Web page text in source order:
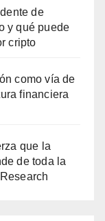
de
y qué puede
cripto
como vía de
financiera
que la
de toda la